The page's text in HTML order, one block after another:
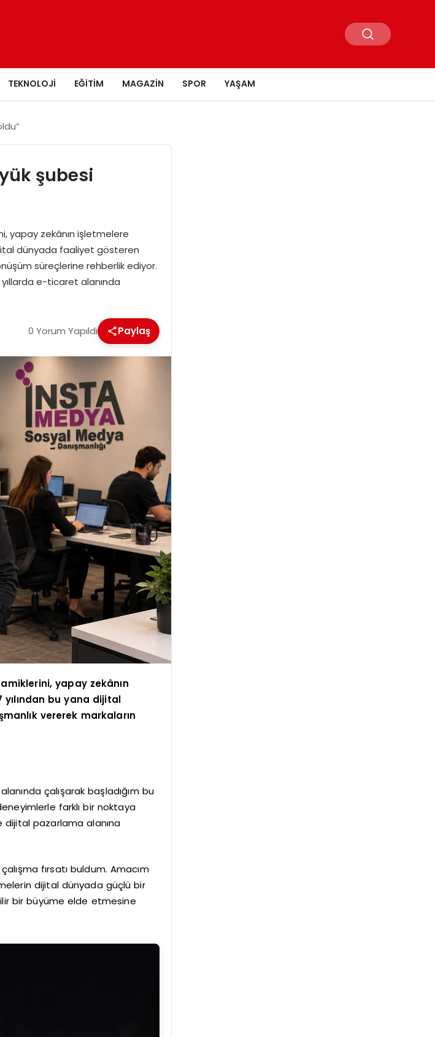
TEKNOLOJI EĞITIM MAGAZIN SPOR YAŞAM
şubesi
yapay zekânın işletmelere
dünyada faaliyet gösteren
süreçlerine rehberlik ediyor.
yıllarda e-ticaret alanında
0 Yorum Yapıldı Paylaş
yapay zekânın
yılından bu yana dijital
vererek markaların
çalışarak başladığım bu
farklı bir noktaya
dijital pazarlama alanına
fırsatı buldum. Amacım
dijital dünyada güçlü bir
bir büyüme elde etmesine